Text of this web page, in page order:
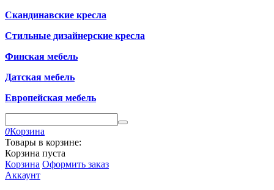
Скандинавские кресла
Стильные дизайнерские кресла
Финская мебель
Датская мебель
Европейская мебель
0Корзина
Товары в корзине:
Корзина пуста
Корзина Оформить заказ
Аккаунт